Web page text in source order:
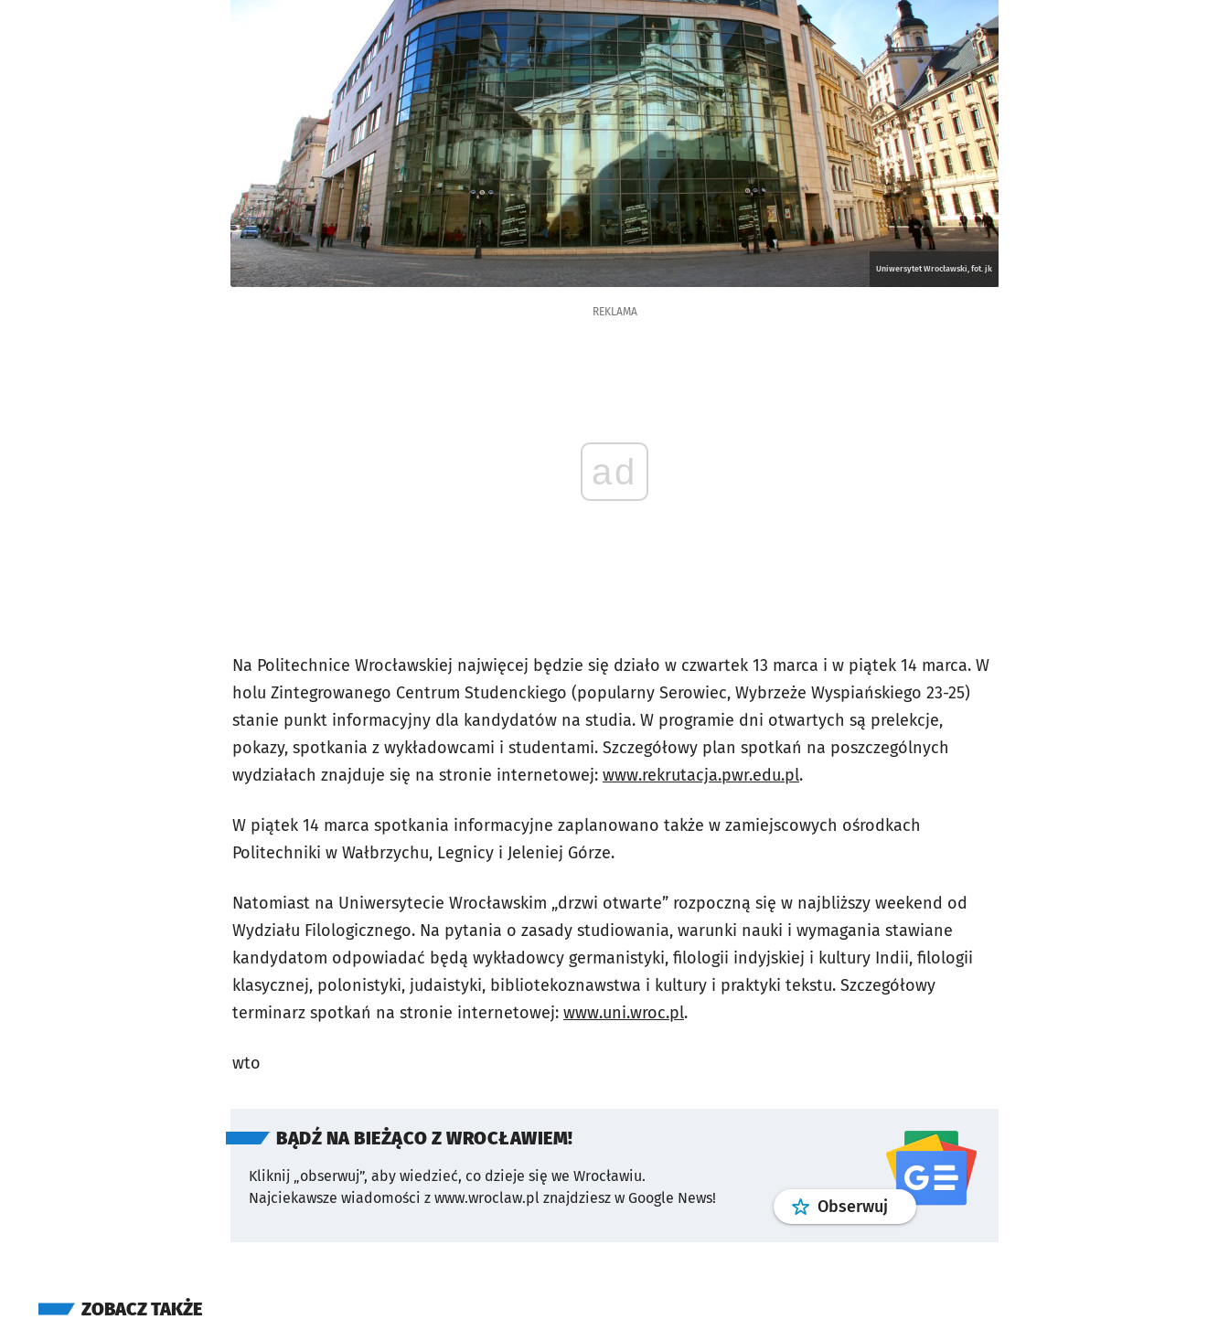
Uniwersytet Wrocławski, fot. jk
REKLAMA
ad
Na Politechnice Wrocławskiej najwięcej będzie się działo w czwartek 13 marca i w piątek 14 marca. W
holu Zintegrowanego Centrum Studenckiego (popularny Serowiec, Wybrzeże Wyspiańskiego 23-25)
stanie punkt informacyjny dla kandydatów na studia. W programie dni otwartych są prelekcje,
pokazy, spotkania z wykładowcami i studentami. Szczegółowy plan spotkań na poszczególnych
wydziałach znajduje się na stronie internetowej: www.rekrutacja.pwr.edu.pl.
W piątek 14 marca spotkania informacyjne zaplanowano także w zamiejscowych ośrodkach
Politechniki w Wałbrzychu, Legnicy i Jeleniej Górze.
Natomiast na Uniwersytecie Wrocławskim „drzwi otwarte” rozpoczną się w najbliższy weekend od
Wydziału Filologicznego. Na pytania o zasady studiowania, warunki nauki i wymagania stawiane
kandydatom odpowiadać będą wykładowcy germanistyki, filologii indyjskiej i kultury Indii, filologii
klasycznej, polonistyki, judaistyki, bibliotekoznawstwa i kultury i praktyki tekstu. Szczegółowy
terminarz spotkań na stronie internetowej: www.uni.wroc.pl.
wto
BĄDŹ NA BIEŻĄCO Z WROCŁAWIEM!
Kliknij „obserwuj”, aby wiedzieć, co dzieje się we Wrocławiu.
Najciekawsze wiadomości z www.wroclaw.pl znajdziesz w Google News!
Obserwuj profilgoogle news
ZOBACZ TAKŻE